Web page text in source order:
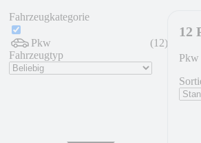
Fahrzeugkategorie
Pkw (12)
Fahrzeugtyp
12
Pkw